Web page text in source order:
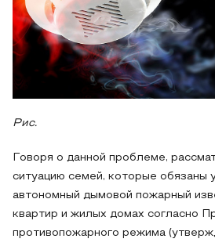
Рис.
Говоря о данной проблеме,
ситуацию семей, которые обязаны
автономный дымовой пожарный
квартир и жилых домах согласно
противопожарного режима